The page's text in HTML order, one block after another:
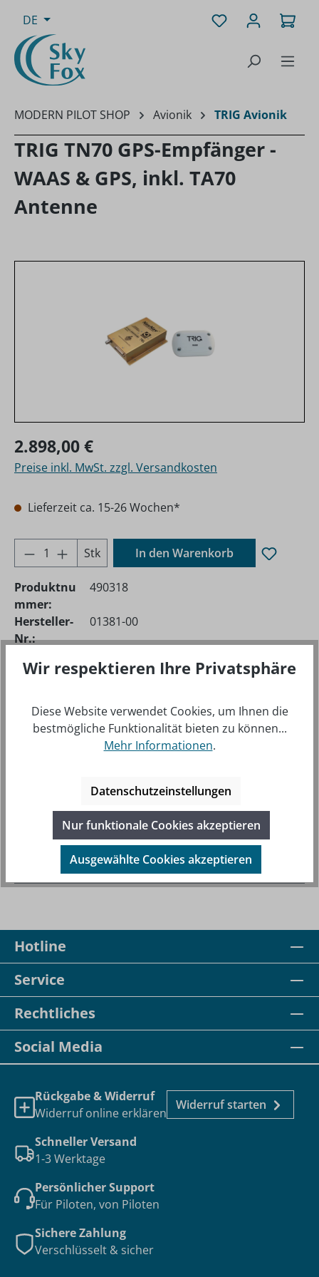
Zum Hauptinhalt springen
DE Du hast 0
MODERN PILOT SHOP Avionik TRIG Avionik
TRIG TN70 GPS-Empfänger -
WAAS & GPS, inkl. TA70
Antenne
Regulärer Preis:
2.898,00 €
Preise inkl. MwSt. zzgl. Versandkosten
Lieferzeit ca. 15-26 Wochen*
Produkt Anzahl: Gib den gewünschten
Stk In den Warenkorb
Produktnu
mmer:
490318
Hersteller-
Nr.:
01381-00
BESCHREIBUNG
TN70 - ADS-B, KOMPLETTE KONFORMITÄT FÜR
ZERTIFIZIERTE TYPEN - WENN SIE ALS
FLUGZEUGBESITZER NACH VOLLSTÄND…MEHR
Hotline
Service
Rechtliches
Social Media
Rückgabe & Widerruf
Widerruf online erklären
Widerruf starten
Schneller Versand
1-3 Werktage
Persönlicher Support
Für Piloten, von Piloten
Sichere Zahlung
Verschlüsselt & sicher
Wir respektieren Ihre Privatsphäre
Diese Website verwendet Cookies, um Ihnen die
bestmögliche Funktionalität bieten zu können...
Mehr Informationen.
Datenschutzeinstellungen
Nur funktionale Cookies akzeptieren
Ausgewählte Cookies akzeptieren